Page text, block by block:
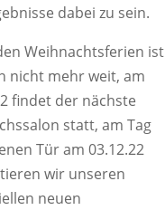
dabei zu sein.
Weihnachtsferien ist
nicht mehr weit, am
findet der nächste
statt, am Tag
Tür am 03.12.22
wir unseren
neuen